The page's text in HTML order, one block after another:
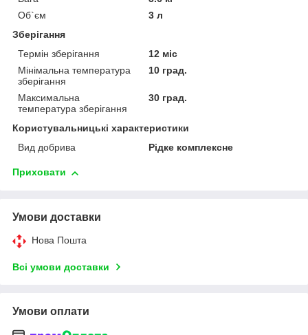
Об`єм
3 л
Зберігання
Термін зберігання
12 міс
Мінімальна температура
зберігання
10 град.
Максимальна
температура зберігання
30 град.
Користувальницькі характеристики
Вид добрива
Рідке комплексне
Приховати
Умови доставки
Нова Пошта
Всі умови доставки
Умови оплати